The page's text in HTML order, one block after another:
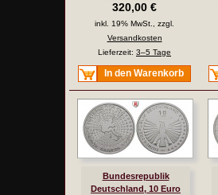
320,00 €
inkl. 19% MwSt., zzgl.
Versandkosten
Lieferzeit: 3–5 Tage
In den Warenkorb
Bundesrepublik
Deutschland, 10 Euro